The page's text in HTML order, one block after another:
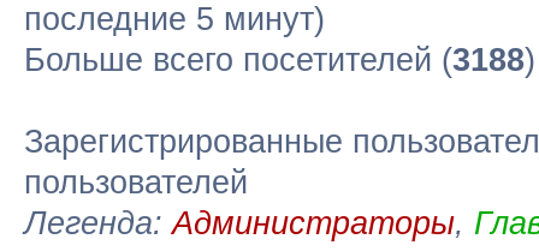
последние 5 минут)
Больше всего посетителей (3188
Зарегистрированные
пользователей
Легенда:Администраторы,